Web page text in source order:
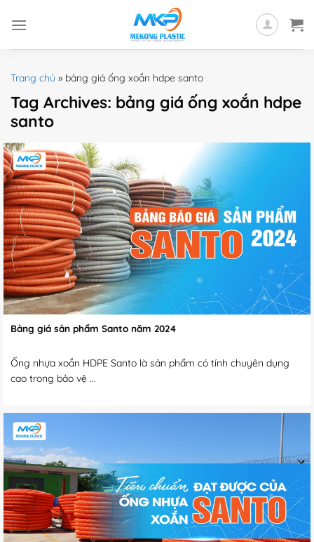
Trang chủ » bảng giá ống xoắn hdpe santo
Tag Archives: bảng giá ống xoắn hdpe
santo
Bảng giá sản phẩm Santo năm 2024
Ống nhựa xoắn HDPE Santo là sản phẩm có tính chuyên dụng
cao trong bảo vệ ...